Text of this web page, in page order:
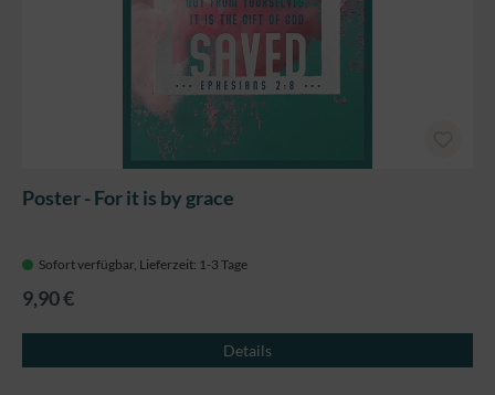
Poster - For it is by grace
Sofort verfügbar, Lieferzeit: 1-3 Tage
9,90 €
Details